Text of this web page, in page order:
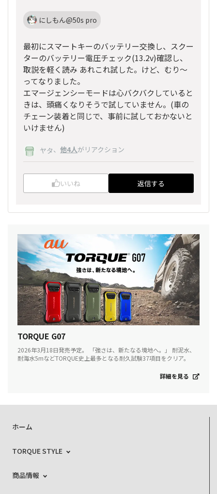
にしもん@50s pro
最初にスマートキーのバッテリー交換し、スクー
ターのバッテリー電圧チェック(13.2v)確認し、
取説を軽く読み あれこれ試した。けど、むり〜
ってなりました。
エマージェンシーモードは心バクバクしていると
きは、頭痛くなりそうで試していません。(車の
チェーン装着と同じで、事前に試しておかないと
いけません)
ヤタ、 他4人がリアクション
いいね 返信する
TORQUE G07
2026年3月18日発売予定。 「強さは、新たなる境地へ。」 耐泥水、
耐海水5mなどTORQUE史上最多となる耐久試験37項目をクリア。
詳細を見る
ホーム
TORQUE STYLE
商品情報